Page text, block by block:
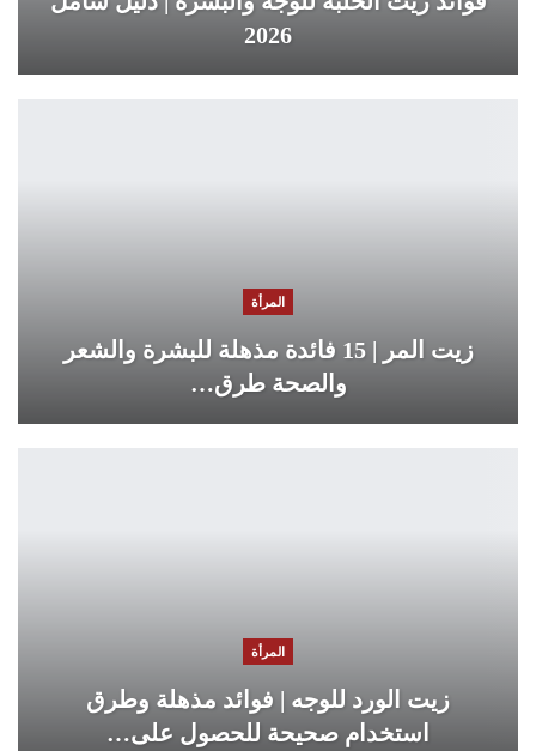
2026
المرأة
زيت المر | 15 فائدة مذهلة للبشرة والشعر
والصحة طرق…
المرأة
زيت الورد للوجه | فوائد مذهلة وطرق
استخدام صحيحة للحصول على…